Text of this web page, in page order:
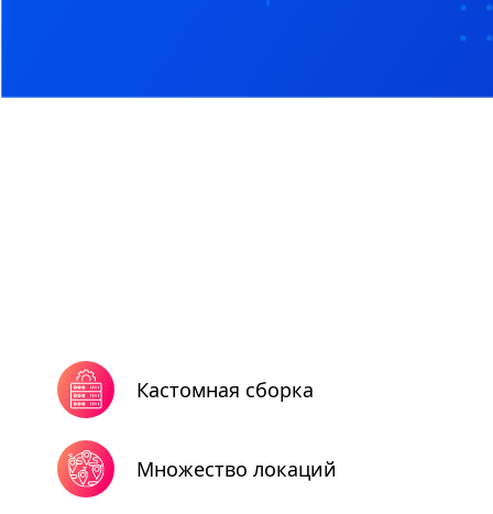
Кастомная сборка
Множество локаций